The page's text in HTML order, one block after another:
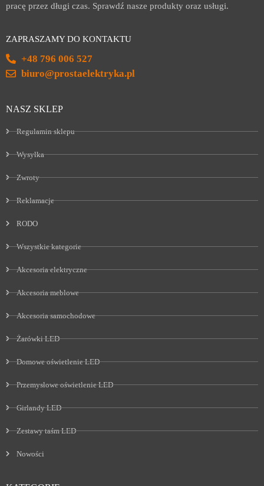
pracę przez długi czas. Sprawdź nasze produkty oraz usługi.
ZAPRASZAMY DO KONTAKTU
+48 796 006 527
biuro@prostaelektryka.pl
NASZ SKLEP
Regulamin sklepu
Wysyłka
Zwroty
Reklamacje
RODO
Wszystkie kategorie
Akcesoria elektryczne
Akcesoria meblowe
Akcesoria samochodowe
Żarówki LED
Domowe oświetlenie LED
Przemysłowe oświetlenie LED
Girlandy LED
Zestawy taśm LED
Nowości